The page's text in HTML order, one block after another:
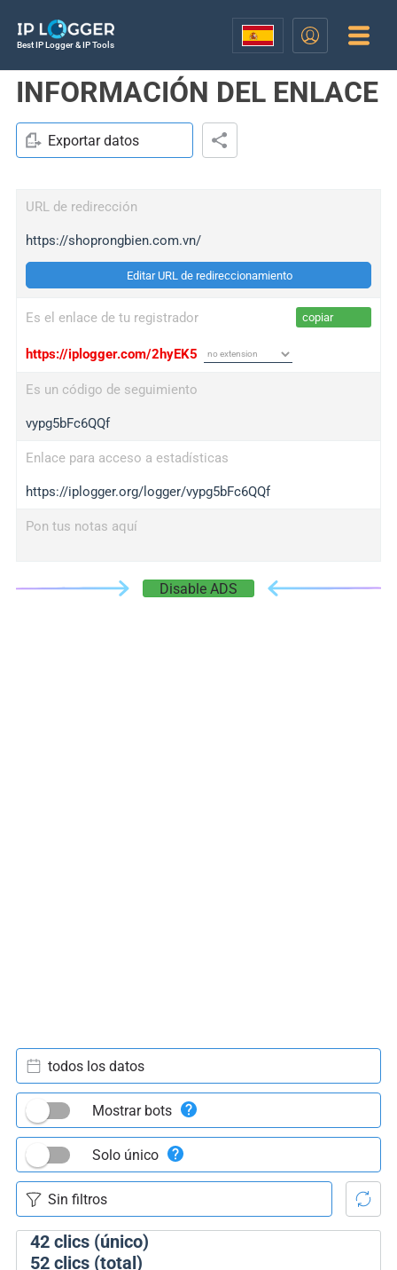
Best IP Logger & IP Tools
INFORMACIÓN DEL ENLACE
Exportar datos
URL de redirección
https://shoprongbien.com.vn/
Editar URL de redireccionamiento
Es el enlace de tu registrador copiar
https://iplogger.com/2hyEK5
Es un código de seguimiento
vypg5bFc6QQf
Enlace para acceso a estadísticas
https://iplogger.org/logger/vypg5bFc6QQf
Pon tus notas aquí
Disable ADS
42clics (único)
52clics (total)
todos los datos
Mostrar bots
Solo único